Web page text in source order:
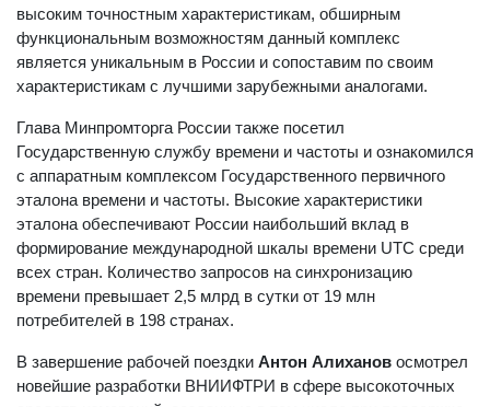
высоким точностным характеристикам, обширным
функциональным возможностям данный комплекс
является уникальным в России и сопоставим по своим
характеристикам с лучшими зарубежными аналогами.
Глава Минпромторга России также посетил
Государственную службу времени и частоты и ознакомился
с аппаратным комплексом Государственного первичного
эталона времени и частоты. Высокие характеристики
эталона обеспечивают России наибольший вклад в
формирование международной шкалы времени UTC среди
всех стран. Количество запросов на синхронизацию
времени превышает 2,5 млрд в сутки от 19 млн
потребителей в 198 странах.
В завершение рабочей поездки Антон Алиханов осмотрел
новейшие разработки ВНИИФТРИ в сфере высокоточных